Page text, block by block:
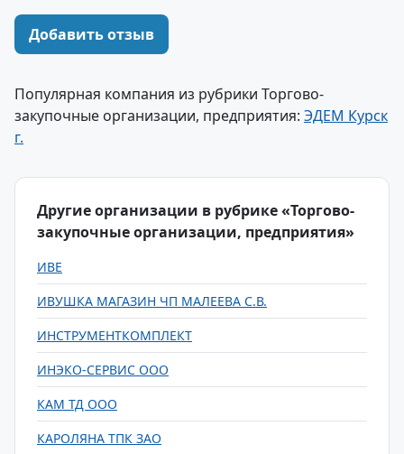
Добавить отзыв
Популярная компания из рубрики Торгово-
закупочные организации, предприятия: ЭДЕМ Курск
г.
Другие организации в рубрике «Торгово-
закупочные организации, предприятия»
ИВЕ
ИВУШКА МАГАЗИН ЧП МАЛЕЕВА С.В.
ИНСТРУМЕНТКОМПЛЕКТ
ИНЭКО-СЕРВИС ООО
КАМ ТД ООО
КАРОЛЯНА ТПК ЗАО